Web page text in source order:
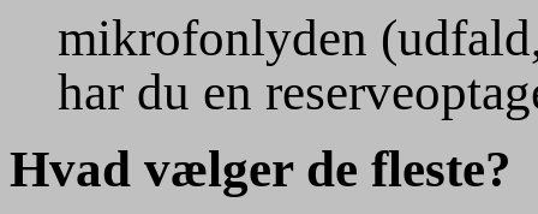
mikrofonlyden
har du en
Hvad vælger de fleste?